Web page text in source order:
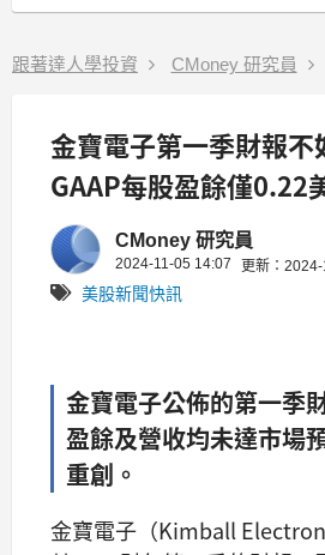
跟著達人學投資 CMoney 研究員
金寶電子第一季財報不
GAAP每股盈餘僅0.22
CMoney 研究員
2024-11-05 14:07 更新：
美股新聞快訊
金寶電子公佈的第一季
盈餘及營收均未達市場
重創。
金寶電子（Kimball